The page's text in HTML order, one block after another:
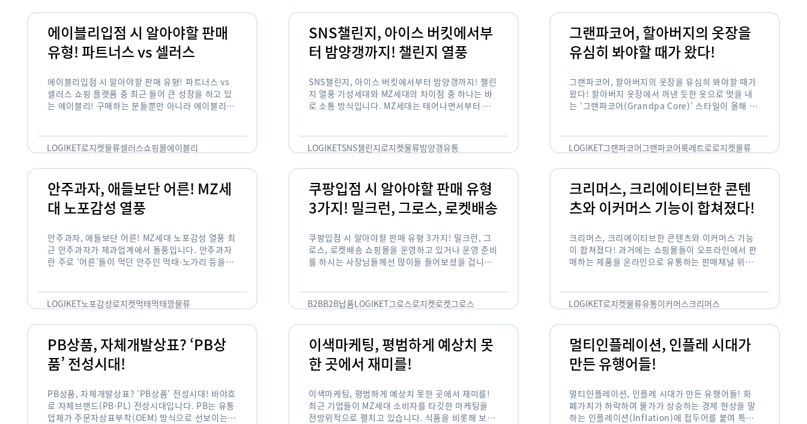
에이블리입점 시 알아야할 판매
유형! 파트너스 vs 셀러스
에이블리입점 시 알아야할 판매 유형! 파트너스 vs
셀러스 쇼핑 플랫폼 중 최근 들어 큰 성장을 하고 있
는 에이블리! 구매하는 분들뿐만 아니라 에이블리에
LOGIKET로지켓물류셀러스쇼핑몰에이블리
SNS챌린지, 아이스 버킷에서부
터 밤양갱까지! 챌린지 열풍
SNS챌린지, 아이스 버킷에서부터 밤양갱까지! 챌린
지 열풍 기성세대와 MZ세대의 차이점 중 하나는 바
로 소통 방식입니다. MZ세대는 태어나면서부터 디
도 능숙한 …
LOGIKETSNS챌린지로지켓물류밤양갱유통
그랜파코어, 할아버지의 옷장을
유심히 봐야할 때가 왔다!
그랜파코어, 할아버지의 옷장을 유심히 봐야할 때가
왔다! 할아버지 옷장에서 꺼낸 듯한 옷으로 멋을 내
는 ‘그랜파코어(Grandpa Core)’ 스타일이 올해 패
을 …
LOGIKET그랜파코어그랜파코어룩레트로로지켓물류
안주과자, 애들보단 어른! MZ세
대 노포감성 열풍
안주과자, 애들보단 어른! MZ세대 노포감성 열풍 최
근 안주과자가 제과업계에서 돌풍입니다. 안주과자
란 주로 ‘어른’들이 먹던 안주인 먹태·노가리 등을
LOGIKET노포감성로지켓먹태먹태깡물류
쿠팡입점 시 알아야할 판매 유형
3가지! 밀크런, 그로스, 로켓배송
쿠팡입점 시 알아야할 판매 유형 3가지! 밀크런, 그
로스, 로켓배송 쇼핑몰을 운영하고 있거나 운영 준비
를 하시는 사장님들께선 많이들 들어보셨을 겁니다.
B2BB2B납품LOGIKET그로스로지켓로켓그로스
크리머스, 크리에이티브한 콘텐
츠와 이커머스 기능이 합쳐졌다!
크리머스, 크리에이티브한 콘텐츠와 이커머스 기능
이 합쳐졌다! 과거에는 쇼핑몰들이 오프라인에서 판
매하는 제품을 온라인으로 유통하는 판매채널 위주
는 콘텐츠 기반의 …
LOGIKET로지켓물류유통이커머스크리머스
PB상품, 자체개발상표? ‘PB상
품’ 전성시대!
PB상품, 자체개발상표? ‘PB상품’ 전성시대! 바야흐
로 자체브랜드(PB·PL) 전성시대입니다. PB는 유통
업체가 주문자상표부착(OEM) 방식으로 선보이는
이색마케팅, 평범하게 예상치 못
한 곳에서 재미를!
이색마케팅, 평범하게 예상치 못한 곳에서 재미를!
최근 기업들이 MZ세대 소비자를 타깃한 마케팅을
전방위적으로 펼치고 있습니다. 식품을 비롯해 보수
멀티인플레이션, 인플레 시대가
만든 유행어들!
멀티인플레이션, 인플레 시대가 만든 유행어들! 화
폐가치가 하락하여 물가가 상승하는 경제 현상을 말
하는 인플레이션(Inflation)에 접두어를 붙여 특정